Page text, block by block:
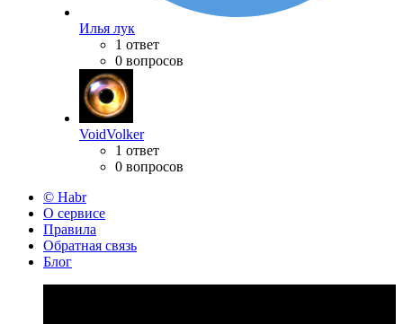
Илья лук
1 ответ
0 вопросов
VoidVolker
1 ответ
0 вопросов
© Habr
О сервисе
Правила
Обратная связь
Блог